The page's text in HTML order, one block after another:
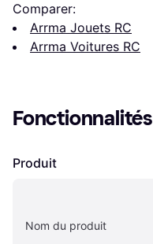
Comparer:
Arrma Jouets RC
Arrma Voitures RC
Fonctionnalités
Produit
Nom du produit